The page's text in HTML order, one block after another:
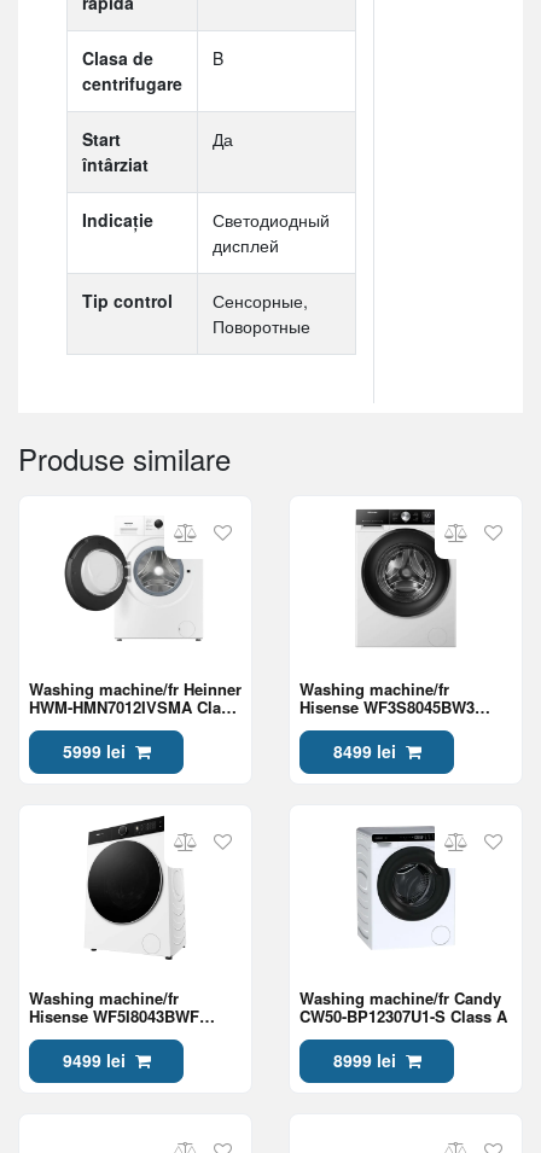
Clasa de
centrifugare
B
Start
întârziat
Да
Indicaţie
Светодиодный
дисплей
Tip control
Сенсорные,
Поворотные
Produse similare
Washing machine/fr Heinner
HWM-HMN7012IVSMA Class
5999 lei
Washing machine/fr
Hisense WF3S8045BW3
8499 lei
Washing machine/fr
Hisense WF5I8043BWF
9499 lei
Washing machine/fr Candy
CW50-BP12307U1-S Class A
8999 lei